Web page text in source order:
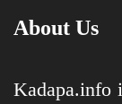
About Us
Kadapa.info